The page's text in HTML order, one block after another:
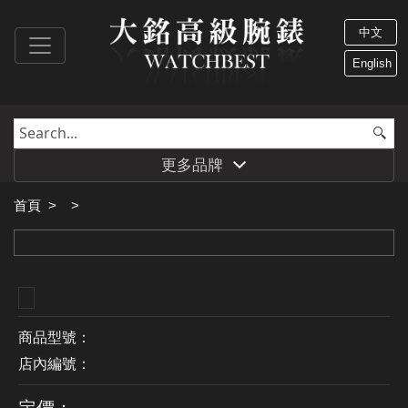
中文
English
更多品牌
首頁 > >
商品型號：
店內編號：